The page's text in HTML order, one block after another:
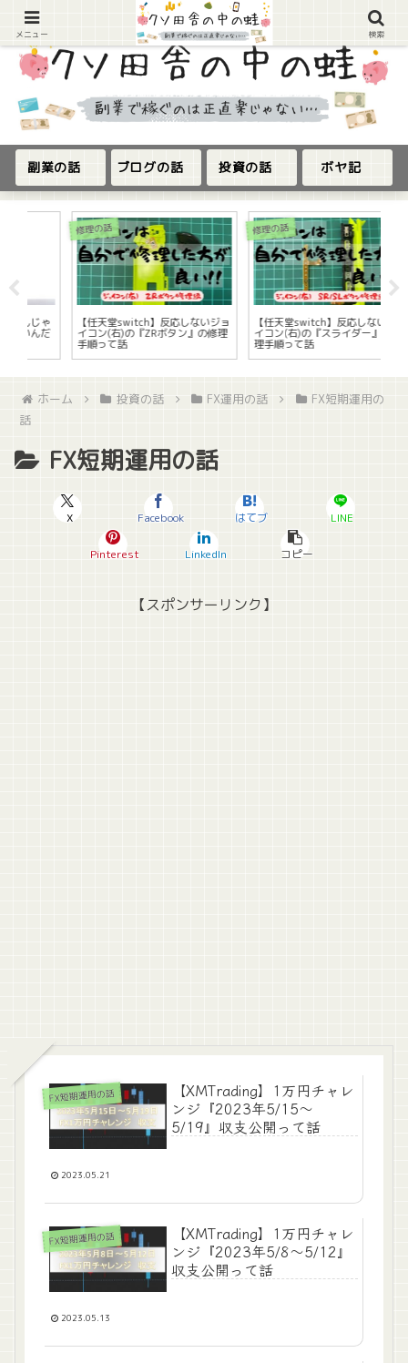
副業の話 ブログの話 投資の話 ボヤ記
修理の話
【任天堂switch】反応しないジョ
イコン(右)の『ZRボタン』の修理
手順って話
修理の話
【任天堂switch】反応しないジョ
イコン(右)の『スライダー』の修
理手順って話
ホーム 投資の話 FX運用の話
FX短期運用の
話
FX短期運用の話
X Facebook はてブ LINE
Pinterest LinkedIn コピー
【スポンサーリンク】
FX短期運用の話
【XMTrading】1万円チャレ
ンジ『2023年5/15～
5/19』収支公開って話
2023.05.21
FX短期運用の話
【XMTrading】1万円チャレ
ンジ『2023年5/8～5/12』
収支公開って話
2023.05.13
メニュー 検索